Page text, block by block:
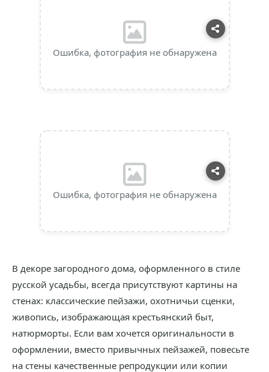
Ошибка, фотография не обнаружена
Ошибка, фотография не обнаружена
В декоре загородного дома, оформленного в стиле
русской усадьбы, всегда присутствуют картины на
стенах: классические пейзажи, охотничьи сценки,
живопись, изображающая крестьянский быт,
натюрморты. Если вам хочется оригинальности в
оформлении, вместо привычных пейзажей, повесьте
на стены качественные репродукции или копии